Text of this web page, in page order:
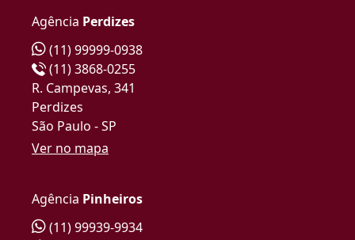
Agência Perdizes
(11) 99999-0938
(11) 3868-0255
R. Campevas, 341
Perdizes
São Paulo - SP
Ver no mapa
Agência Pinheiros
(11) 99939-9934